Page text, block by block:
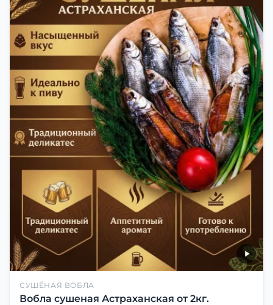
СУШЁНАЯ ВОБЛА
Вобла сушеная Астраханская от 2кг.